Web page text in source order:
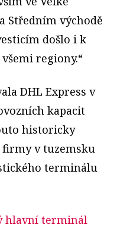
Středním východě
došlo i k
regiony.“
DHL Express v
kapacit
historicky
v tuzemsku
terminálu
hlavní terminál